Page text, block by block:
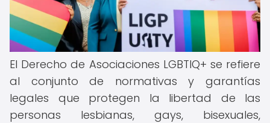
El Derecho de Asociaciones LGBTIQ+ se refiere
al conjunto de normativas y garantías
legales que protegen la libertad de las
personas lesbianas, gays, bisexuales,